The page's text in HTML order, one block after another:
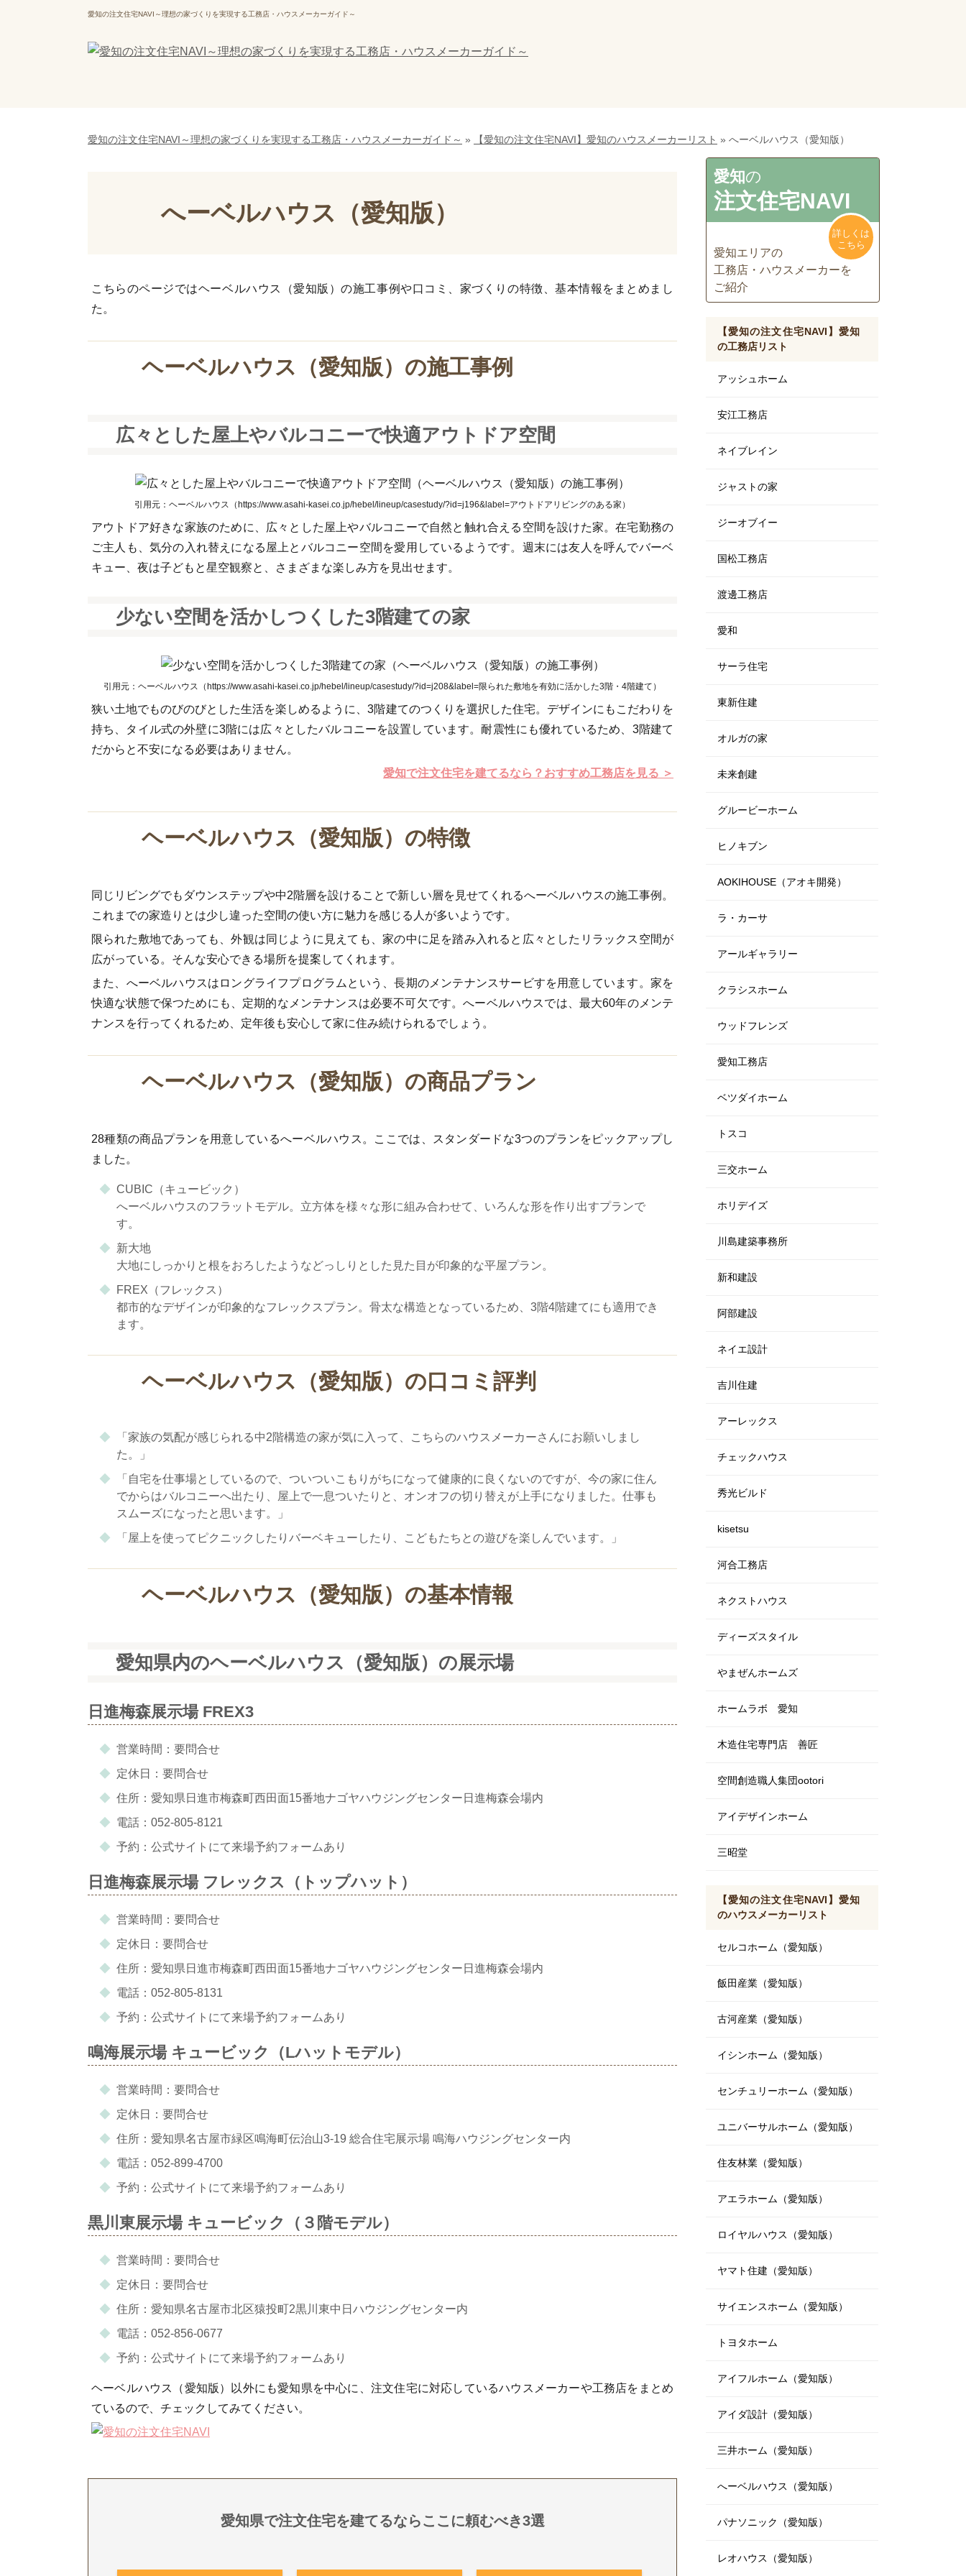
愛知の注文住宅NAVI～理想の家づくりを実現する工務店・ハウスメーカーガイド～
愛知の注文住宅NAVI～理想の家づくりを実現する工務店・ハウスメーカーガイド～ » 【愛知の注文住宅NAVI】愛知のハウスメーカーリスト » へーベルハウス（愛知版）
へーベルハウス（愛知版）
こちらのページではヘーベルハウス（愛知版）の施工事例や口コミ、家づくりの特徴、基本情報をまとめまし
た。
ヘーベルハウス（愛知版）の施工事例
広々とした屋上やバルコニーで快適アウトドア空間
引用元：ヘーベルハウス（https://www.asahi-kasei.co.jp/hebel/lineup/casestudy/?id=j196&label=アウトドアリビングのある家）
アウトドア好きな家族のために、広々とした屋上やバルコニーで自然と触れ合える空間を設けた家。在宅勤務の
ご主人も、気分の入れ替えになる屋上とバルコニー空間を愛用しているようです。週末には友人を呼んでバーベ
キュー、夜は子どもと星空観察と、さまざまな楽しみ方を見出せます。
少ない空間を活かしつくした3階建ての家
引用元：ヘーベルハウス（https://www.asahi-kasei.co.jp/hebel/lineup/casestudy/?id=j208&label=限られた敷地を有効に活かした3階・4階建て）
狭い土地でものびのびとした生活を楽しめるように、3階建てのつくりを選択した住宅。デザインにもこだわりを
持ち、タイル式の外壁に3階には広々としたバルコニーを設置しています。耐震性にも優れているため、3階建て
だからと不安になる必要はありません。
愛知で注文住宅を建てるなら？おすすめ工務店を見る
ヘーベルハウス（愛知版）の特徴
同じリビングでもダウンステップや中2階層を設けることで新しい層を見せてくれるへーベルハウスの施工事例。
これまでの家造りとは少し違った空間の使い方に魅力を感じる人が多いようです。
限られた敷地であっても、外観は同じように見えても、家の中に足を踏み入れると広々としたリラックス空間が
広がっている。そんな安心できる場所を提案してくれます。
また、へーベルハウスはロングライフプログラムという、長期のメンテナンスサービすを用意しています。家を
快適な状態で保つためにも、定期的なメンテナンスは必要不可欠です。へーベルハウスでは、最大60年のメンテ
ナンスを行ってくれるため、定年後も安心して家に住み続けられるでしょう。
ヘーベルハウス（愛知版）の商品プラン
28種類の商品プランを用意しているへーベルハウス。ここでは、スタンダードな3つのプランをピックアップし
ました。
CUBIC（キュービック）
へーベルハウスのフラットモデル。立方体を様々な形に組み合わせて、いろんな形を作り出すプランで
す。
新大地
大地にしっかりと根をおろしたようなどっしりとした見た目が印象的な平屋プラン。
FREX（フレックス）
都市的なデザインが印象的なフレックスプラン。骨太な構造となっているため、3階4階建てにも適用でき
ます。
ヘーベルハウス（愛知版）の口コミ評判
「家族の気配が感じられる中2階構造の家が気に入って、こちらのハウスメーカーさんにお願いしまし
た。」
「自宅を仕事場としているので、ついついこもりがちになって健康的に良くないのですが、今の家に住ん
でからはバルコニーへ出たり、屋上で一息ついたりと、オンオフの切り替えが上手になりました。仕事も
スムーズになったと思います。」
「屋上を使ってピクニックしたりバーベキューしたり、こどもたちとの遊びを楽しんでいます。」
ヘーベルハウス（愛知版）の基本情報
愛知県内のヘーベルハウス（愛知版）の展示場
日進梅森展示場 FREX3
営業時間：要問合せ
定休日：要問合せ
住所：愛知県日進市梅森町西田面15番地ナゴヤハウジングセンター日進梅森会場内
電話：052-805-8121
予約：公式サイトにて来場予約フォームあり
日進梅森展示場 フレックス（トップハット）
営業時間：要問合せ
定休日：要問合せ
住所：愛知県日進市梅森町西田面15番地ナゴヤハウジングセンター日進梅森会場内
電話：052-805-8131
予約：公式サイトにて来場予約フォームあり
鳴海展示場 キュービック（Lハットモデル）
営業時間：要問合せ
定休日：要問合せ
住所：愛知県名古屋市緑区鳴海町伝治山3-19 総合住宅展示場 鳴海ハウジングセンター内
電話：052-899-4700
予約：公式サイトにて来場予約フォームあり
黒川東展示場 キュービック（３階モデル）
営業時間：要問合せ
定休日：要問合せ
住所：愛知県名古屋市北区猿投町2黒川東中日ハウジングセンター内
電話：052-856-0677
予約：公式サイトにて来場予約フォームあり
ヘーベルハウス（愛知版）以外にも愛知県を中心に、注文住宅に対応しているハウスメーカーや工務店をまとめ
ているので、チェックしてみてください。
愛知県で注文住宅を建てるならここに頼むべき3選
愛知の
注文住宅NAVI
愛知エリアの
工務店・ハウスメーカーを
ご紹介
詳しくは
こちら
【愛知の注文住宅NAVI】愛知
の工務店リスト
アッシュホーム
安江工務店
ネイブレイン
ジャストの家
ジーオブイー
国松工務店
渡邊工務店
愛和
サーラ住宅
東新住建
オルガの家
未来創建
グルービーホーム
ヒノキブン
AOKIHOUSE（アオキ開発）
ラ・カーサ
アールギャラリー
クラシスホーム
ウッドフレンズ
愛知工務店
ベツダイホーム
トスコ
三交ホーム
ホリデイズ
川島建築事務所
新和建設
阿部建設
ネイエ設計
吉川住建
アーレックス
チェックハウス
秀光ビルド
kisetsu
河合工務店
ネクストハウス
ディーズスタイル
やまぜんホームズ
ホームラボ 愛知
木造住宅専門店 善匠
空間創造職人集団ootori
アイデザインホーム
三昭堂
【愛知の注文住宅NAVI】愛知
のハウスメーカーリスト
セルコホーム（愛知版）
飯田産業（愛知版）
古河産業（愛知版）
イシンホーム（愛知版）
センチュリーホーム（愛知版）
ユニバーサルホーム（愛知版）
住友林業（愛知版）
アエラホーム（愛知版）
ロイヤルハウス（愛知版）
ヤマト住建（愛知版）
サイエンスホーム（愛知版）
トヨタホーム
アイフルホーム（愛知版）
アイダ設計（愛知版）
三井ホーム（愛知版）
へーベルハウス（愛知版）
パナソニック（愛知版）
レオハウス（愛知版）